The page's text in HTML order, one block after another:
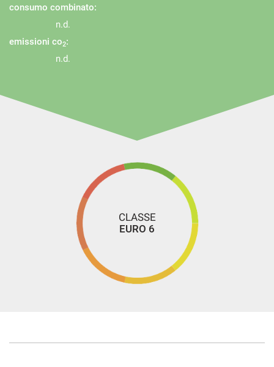
consumo combinato:
n.d.
emissioni co2:
n.d.
CLASSE
EURO 6